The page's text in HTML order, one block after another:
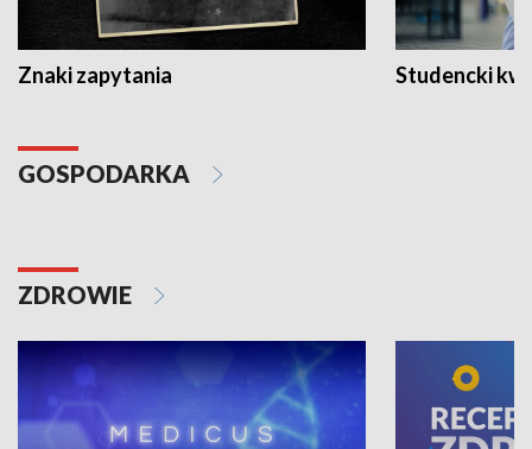
Znaki zapytania Studencki
GOSPODARKA
ZDROWIE